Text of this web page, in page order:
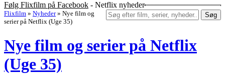
Følg Flixfilm på Facebook - Netflix nyheder
Søg
Flixfilm » Nyheder » Nye film og
serier på Netflix (Uge 35)
Nye film og serier på Netflix
(Uge 35)